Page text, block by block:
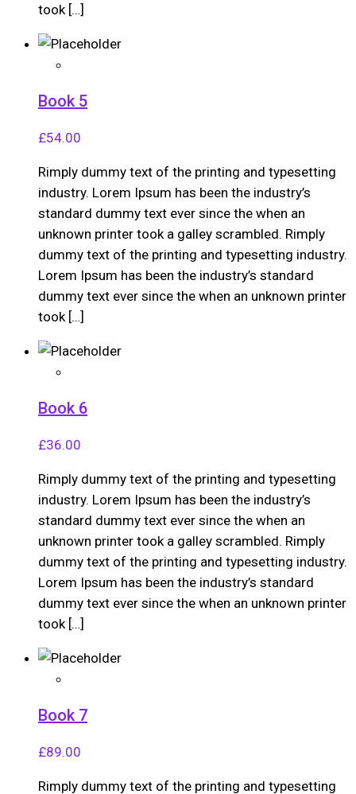
took […]
Book 5
£54.00
Rimply dummy text of the printing and typesetting
industry. Lorem Ipsum has been the industry’s
standard dummy text ever since the when an
unknown printer took a galley scrambled. Rimply
dummy text of the printing and typesetting industry.
Lorem Ipsum has been the industry’s standard
dummy text ever since the when an unknown printer
took […]
Book 6
£36.00
Rimply dummy text of the printing and typesetting
industry. Lorem Ipsum has been the industry’s
standard dummy text ever since the when an
unknown printer took a galley scrambled. Rimply
dummy text of the printing and typesetting industry.
Lorem Ipsum has been the industry’s standard
dummy text ever since the when an unknown printer
took […]
Book 7
£89.00
Rimply dummy text of the printing and typesetting